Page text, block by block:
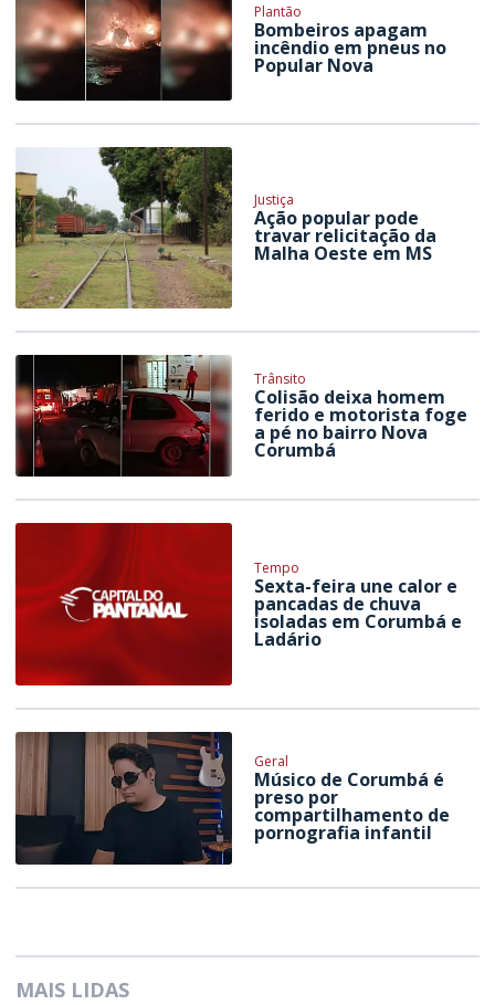
Plantão
Bombeiros apagam
incêndio em pneus no
Popular Nova
Justiça
Ação popular pode
travar relicitação da
Malha Oeste em MS
Trânsito
Colisão deixa homem
ferido e motorista foge
a pé no bairro Nova
Corumbá
Tempo
Sexta-feira une calor e
pancadas de chuva
isoladas em Corumbá e
Ladário
Geral
Músico de Corumbá é
preso por
compartilhamento de
pornografia infantil
MAIS LIDAS